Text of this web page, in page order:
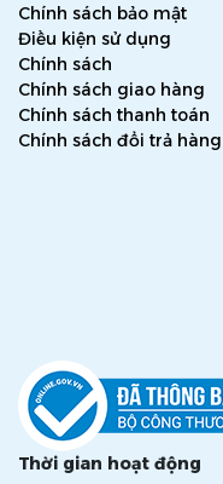
Chính sách bảo mật
Điều kiện sử dụng
Chính sách
Chính sách giao hàng
Chính sách thanh toán
Chính sách đổi trả hàng
Thời gian hoạt động